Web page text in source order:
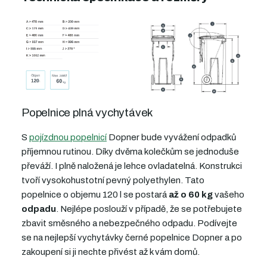
Popelnice plná vychytávek
S pojízdnou popelnicíDopner bude vyvážení odpadků
příjemnou rutinou. Díky dvěma kolečkům se jednoduše
převáží. I plně naložená je lehce ovladatelná. Konstrukci
tvoří vysokohustotní pevný polyethylen. Tato
popelnice o objemu 120 l se postará až o 60 kgvašeho
odpadu Nejlépe poslouží v případě, že se potřebujete
zbavit směsného a nebezpečného odpadu . Podívejte
se na nejlepší vychytávky černé popelnice Dopner apo
zakoupenísi ji nechte přivést až k vám domů.